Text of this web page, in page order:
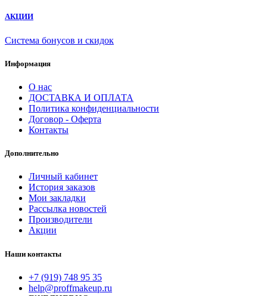
АКЦИИ
Система бонусов и скидок
Информация
О нас
ДОСТАВКА И ОПЛАТА
Политика конфиденциальности
Договор - Оферта
Контакты
Дополнительно
Личный кабинет
История заказов
Мои закладки
Рассылка новостей
Производители
Акции
Наши контакты
+7 (919) 748 95 35
help@proffmakeup.ru